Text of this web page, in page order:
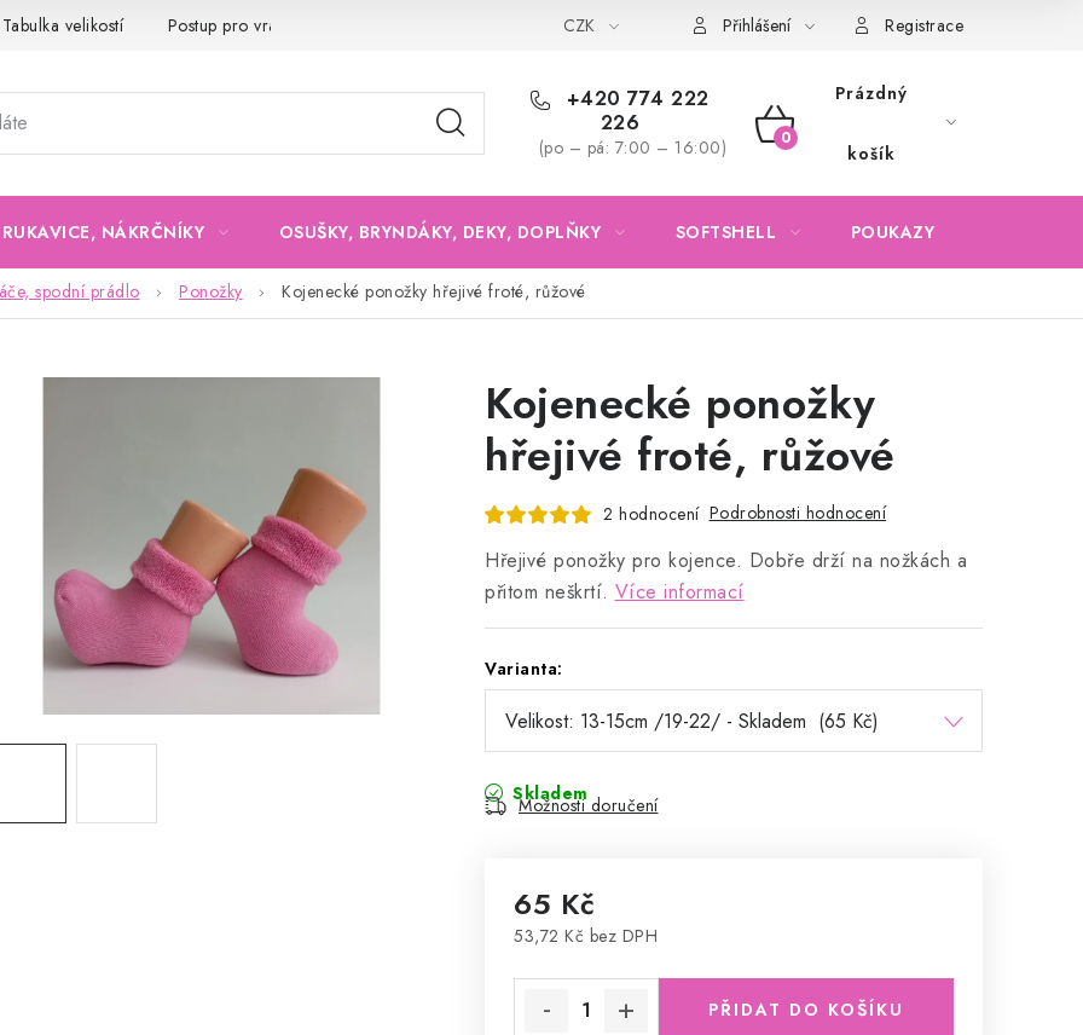
Tabulka velikostí Postup pro vrácení a výměnu Obchodní podmínky Podmínky ochrany osobních údajů
CZK Přihlášení Registrace
+420 774 222
226
(po – pá: 7:00 – 16:00)
NÁKUPNÍ
Prázdný
košík
NÁKRČNÍKY OSUŠKY, BRYNDÁKY, DEKY, DOPLŇKY SOFTSHELL POUKAZY
spodní prádlo Ponožky Kojenecké ponožky hřejivé froté, růžové
Kojenecké ponožky
hřejivé froté, růžové
2 hodnocení Podrobnosti hodnocení
Hřejivé ponožky pro kojence. Dobře drží na nožkách a
přitom neškrtí. Více informací
Varianta:
Skladem
Možnosti doručení
65 Kč
53,72 Kč bez DPH
PŘIDAT DO KOŠÍKU